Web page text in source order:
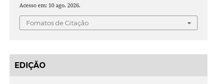
Acesso em: 10 ago. 2026.
Fomatos de Citação
EDIÇÃO